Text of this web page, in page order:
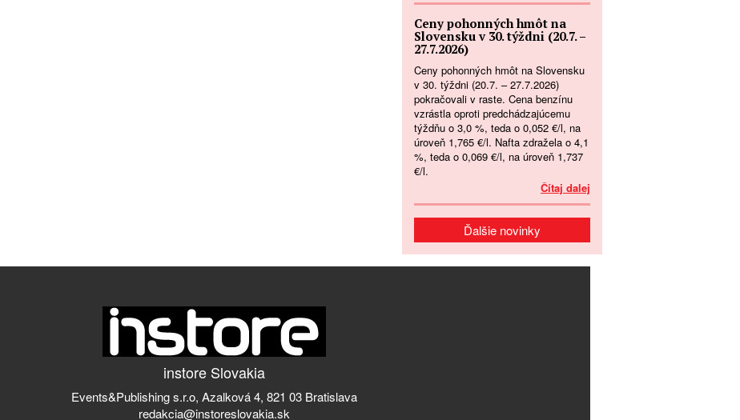
Ceny pohonných hmôt na
Slovensku v 30. týždni (20.7. –
27.7.2026)
Ceny pohonných hmôt na Slovensku
v 30. týždni (20.7. – 27.7.2026)
pokračovali v raste. Cena benzínu
vzrástla oproti predchádzajúcemu
týždňu o 3,0 %, teda o 0,052 €/l, na
úroveň 1,765 €/l. Nafta zdražela o 4,1
%, teda o 0,069 €/l, na úroveň 1,737
€/l.
Čítaj dalej
Ďalšie novinky
instore Slovakia
Events&Publishing s.r.o, Azalková 4, 821 03 Bratislava
redakcia@instoreslovakia.sk